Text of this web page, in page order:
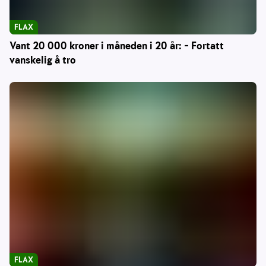
Vant 20 000 kroner i måneden i 20 år: – Fortatt
vanskelig å tro
FLAX
FLAX